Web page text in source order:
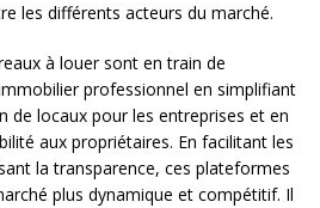
les différents acteurs du marché.
à louer sont en train de
professionnel en simplifiant
de locaux pour les entreprises et en
aux propriétaires. En facilitant les
la transparence, ces plateformes
plus dynamique et compétitif. Il